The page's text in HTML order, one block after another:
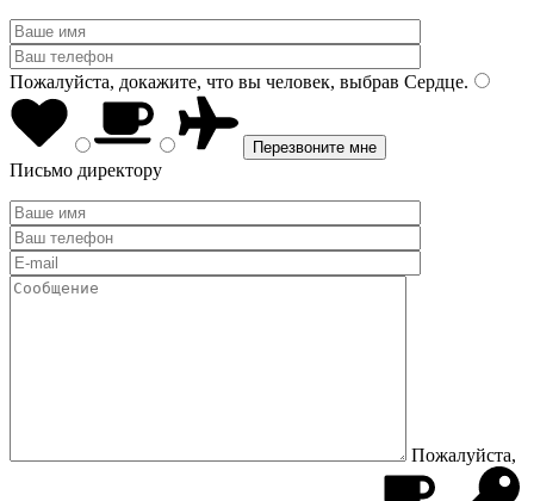
Пожалуйста, докажите, что вы человек, выбрав Сердце.
Письмо директору
Пожалуйста,